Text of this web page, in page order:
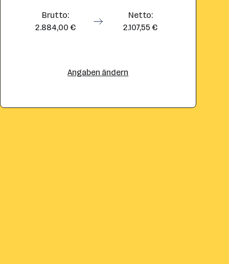
Brutto:
2.884,00 €
Netto:
2.107,55 €
Angaben ändern